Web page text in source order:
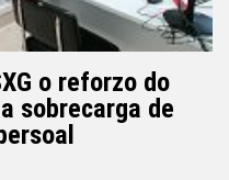
o reforzo do
sobrecarga de